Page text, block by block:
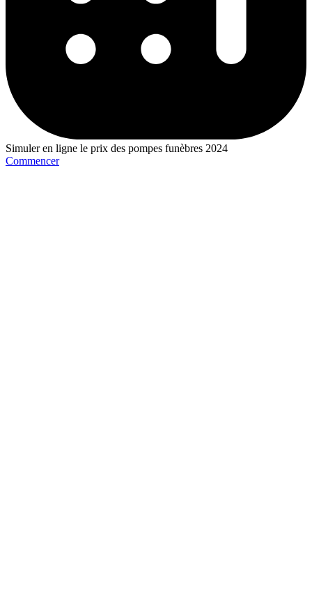
Simuler en ligne le prix des pompes funèbres 2024
Commencer